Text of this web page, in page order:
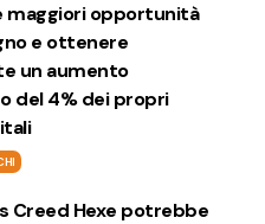
maggiori opportunità
e ottenere
un aumento
del 4% dei propri
Creed Hexe potrebbe